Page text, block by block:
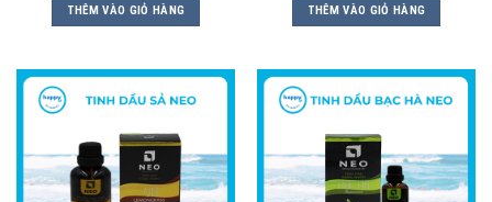
THÊM VÀO GIỎ HÀNG THÊM VÀO GIỎ HÀNG